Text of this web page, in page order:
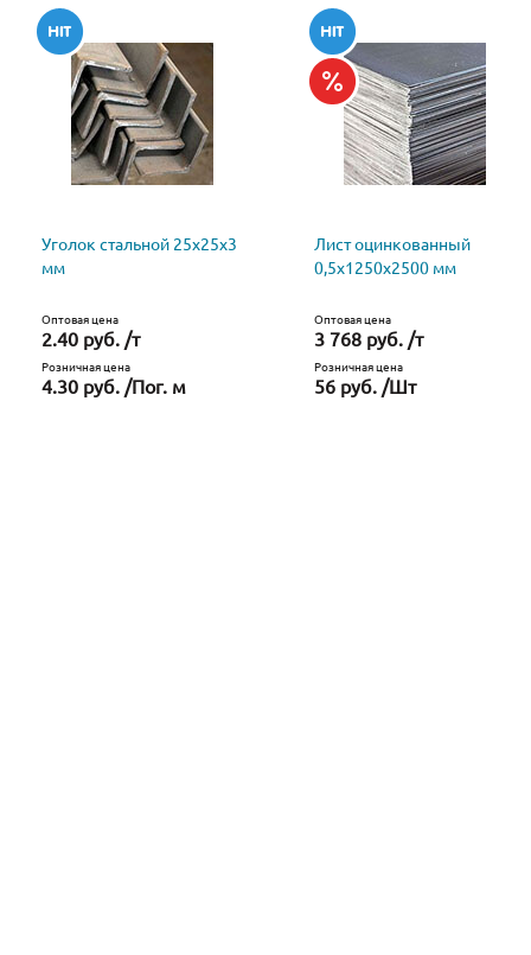
Уголок стальной 25х25х3
мм
Оптовая цена
2.40 руб. /т
Розничная цена
4.30 руб. /Пог. м
Лист оцинкованный
0,5х1250х2500 мм
Оптовая цена
3 768 руб. /т
Розничная цена
56 руб. /Шт